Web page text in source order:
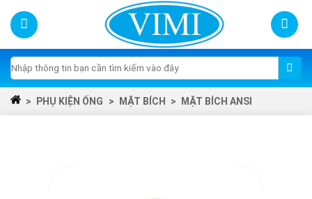
Skip
content
Tìm
kiếm:
> PHỤ KIỆN ỐNG > MẶT BÍCH > MẶT BÍCH ANSI